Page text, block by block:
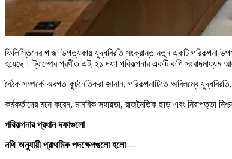
ফিলিস্তিনের গাজা উপত্যকায় যুদ্ধবিরতি সংক্রান্ত নতুন একটি পরিকল্পনা
হয়েছে। ট্রাম্পের প্রণীত এই ২১ দফা পরিকল্পনার একটি কপি সংবাদমাধ্যম
বৈঠক সম্পর্কে অবগত কূটনৈতিকরা জানান, পরিকল্পনাটিতে অবিলম্বে
কর্মকর্তাদের মনে করেন, মানবিক সহায়তা, রাজনৈতিক ছাড় এবং নিরাপত্তা
পরিকল্পনার প্রধান দফাগুলো
নথি অনুযায়ী প্রাথমিক পদক্ষেপগুলো হলো—